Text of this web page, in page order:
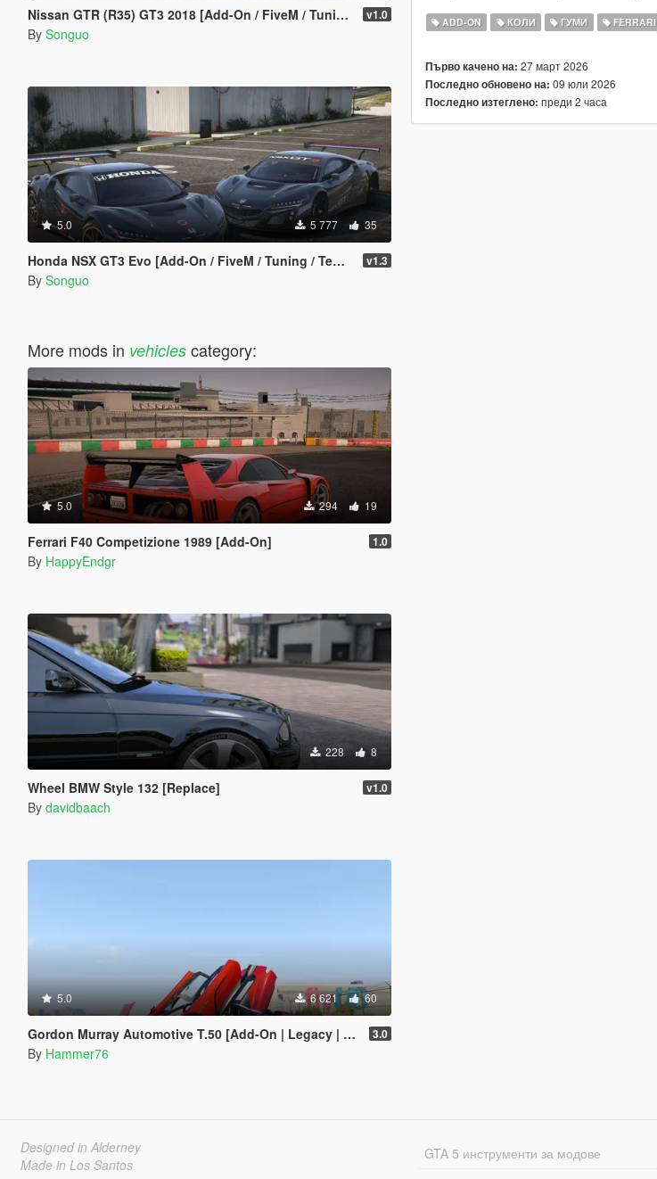
Nissan GTR (R35) GT3 2018 [Add-On / FiveM / Tuning / Template] v1.0
By Songuo
5.0 5 777 35
Honda NSX GT3 Evo [Add-On / FiveM / Tuning / Template] v1.3
By Songuo
More mods in vehiclescategory:
5.0 294 19
Ferrari F40 Competizione 1989 [Add-On] 1.0
By HappyEndgr
228 8
Wheel BMW Style 132 [Replace] v1.0
By davidbaach
5.0 6 621 60
Gordon Murray Automotive T.50 [Add-On | Legacy | Enhanced] 3.0
By Hammer76
ADD-ON КОЛИ ГУМИ FERRARI
Първо качено на: 27 март 2026
Последно обновено на: 09 юли 2026
Последно изтеглено: преди 2 часа
Designed in Alderney
Made in Los Santos
GTA 5 инструменти за модове